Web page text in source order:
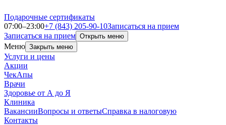
Подарочные сертификаты
07:00–23:00+7 (843) 205-90-10Записаться на прием
Записаться на прием Открыть меню
Меню Закрыть меню
Услуги и цены
Акции
ЧекАпы
Врачи
Здоровье от А до Я
Клиника
ВакансииВопросы и ответыСправка в налоговую
Контакты